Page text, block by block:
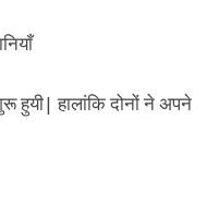
हुयी| हालांकि दोनों ने अपने